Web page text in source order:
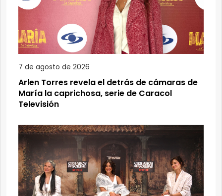
7 de agosto de 2026
Arlen Torres revela el detrás de cámaras de
María la caprichosa, serie de Caracol
Televisión